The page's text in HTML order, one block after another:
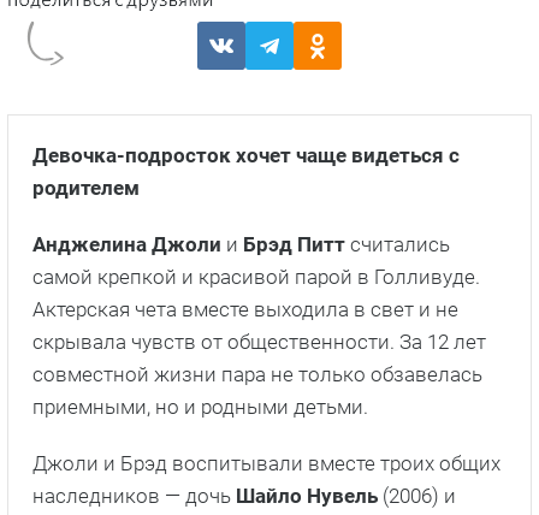
Девочка-подросток хочет чаще видеться с
родителем
Анджелина Джоли и Брэд Питт считались
самой крепкой и красивой парой в Голливуде.
Актерская чета вместе выходила в свет и не
скрывала чувств от общественности. За 12 лет
совместной жизни пара не только обзавелась
приемными, но и родными детьми.
Джоли и Брэд воспитывали вместе троих общих
наследников — дочь Шайло Нувель (2006) и